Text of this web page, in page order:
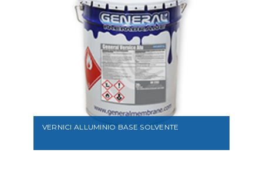
VEDI
VERNICI ALLUMINIO BASE SOLVENTE